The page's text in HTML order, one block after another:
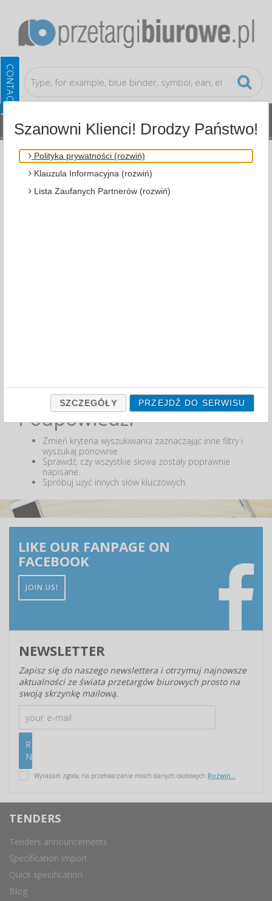
Consummables Cartridges for laser
lub podana fraza "" nie została odnaleziona.
Podpowiedzi
Zmień kryteria wyszukiwania zaznaczając inne filtry i
wyszukaj ponownie
Sprawdź, czy wszystkie słowa zostały poprawnie
napisane.
Spróbuj użyć innych słów kluczowych.
LIKE OUR FANPAGE ON
FACEBOOK
JOIN US!
NEWSLETTER
Zapisz się do naszego newslettera i otrzymuj najnowsze
aktualności ze świata przetargów biurowych prosto na
swoją skrzynkę mailową.
Wyrażam zgodę na przetwarzanie moich danych osobowych Rozwiń...
TENDERS
Tenders announcements
Specification import
Quick specification
Blog
Szanowni Klienci! Drodzy Państwo!
Polityka prywatności (rozwiń)
Klauzula Informacyjna (rozwiń)
Lista Zaufanych Partnerów (rozwiń)
SZCZEGÓŁY PRZEJDŹ DO SERWISU